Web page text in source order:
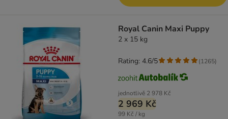
Royal Canin Maxi Puppy
2 x 15 kg
jednotlivě 2 978 Kč
2 969 Kč
99 Kč / kg
Rating: 4.6/5 (1265)